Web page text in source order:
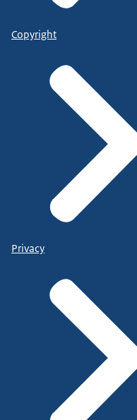
Copyright
Privacy